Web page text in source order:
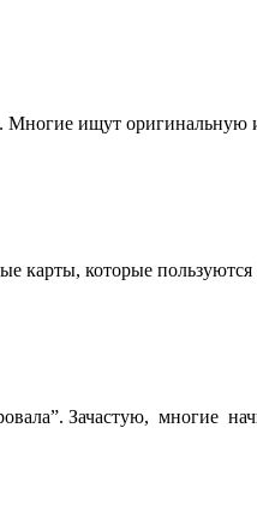
Многие ищут
карты, которые
Зачастую, многие